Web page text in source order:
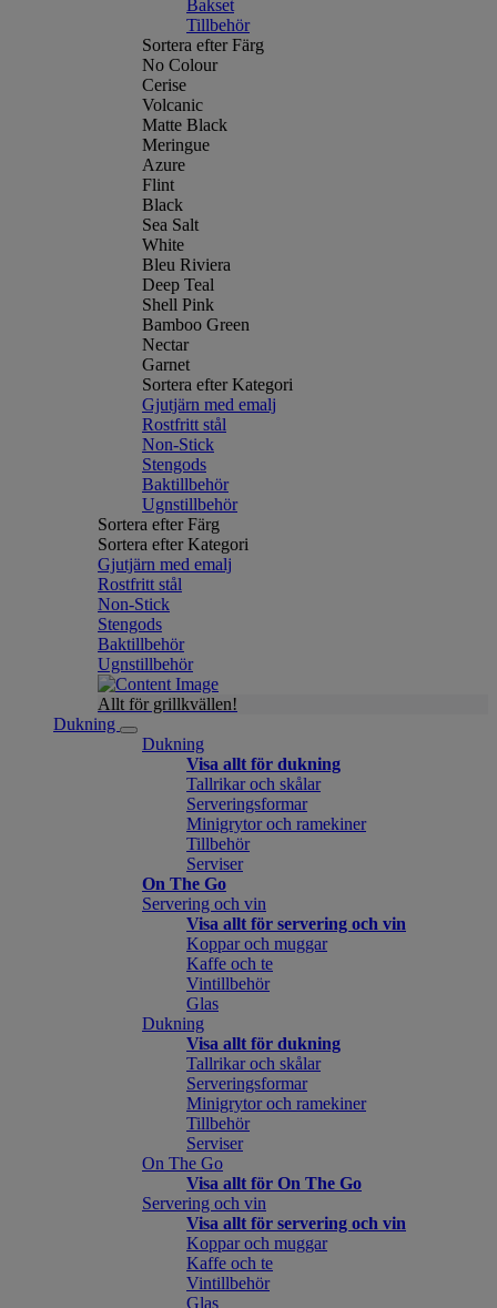
Bakset
Tillbehör
Sortera efter Färg
No Colour
Cerise
Volcanic
Matte Black
Meringue
Azure
Flint
Black
Sea Salt
White
Bleu Riviera
Deep Teal
Shell Pink
Bamboo Green
Nectar
Garnet
Sortera efter Kategori
Gjutjärn med emalj
Rostfritt stål
Non-Stick
Stengods
Baktillbehör
Ugnstillbehör
Sortera efter Färg
Sortera efter Kategori
Gjutjärn med emalj
Rostfritt stål
Non-Stick
Stengods
Baktillbehör
Ugnstillbehör
Allt för grillkvällen!
Dukning
Dukning
Visa allt för dukning
Tallrikar och skålar
Serveringsformar
Minigrytor och ramekiner
Tillbehör
Serviser
On The Go
Servering och vin
Visa allt för servering och vin
Koppar och muggar
Kaffe och te
Vintillbehör
Glas
Dukning
Visa allt för dukning
Tallrikar och skålar
Serveringsformar
Minigrytor och ramekiner
Tillbehör
Serviser
On The Go
Visa allt för On The Go
Servering och vin
Visa allt för servering och vin
Koppar och muggar
Kaffe och te
Vintillbehör
Glas